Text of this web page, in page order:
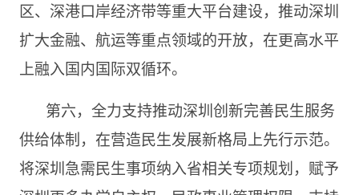
区、深港口岸经济带等重大平台建设，推动深圳
扩大金融、航运等重点领域的开放，在更高水平
上融入国内国际双循环。
第六，全力支持推动深圳创新完善民生服务
供给体制，在营造民生发展新格局上先行示范。
将深圳急需民生事项纳入省相关专项规划，赋予